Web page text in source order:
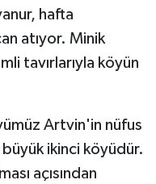
hafta
atıyor. Minik
tavırlarıyla köyün
Artvin'in nüfus
ikinci köyüdür.
açısından